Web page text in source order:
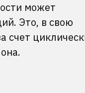
может
Это, в свою
счет